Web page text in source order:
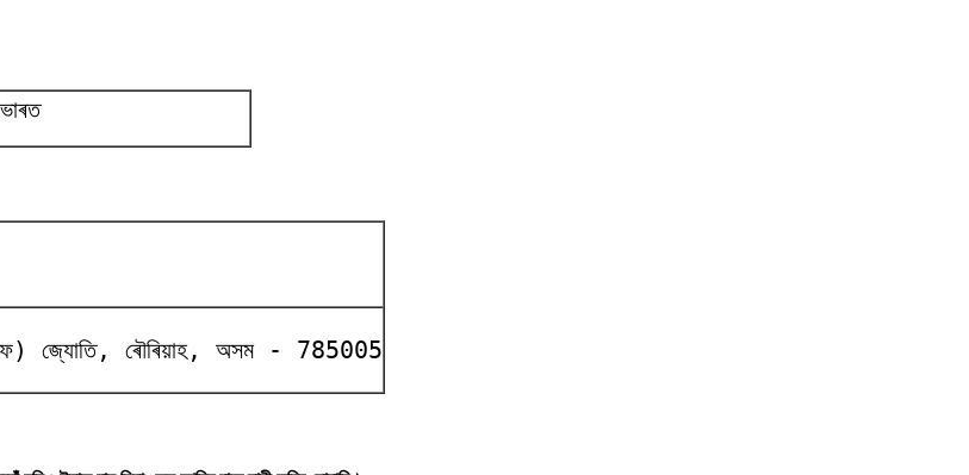
জ্যোতি, ৰৌৰিয়াহ, অসম - 785005